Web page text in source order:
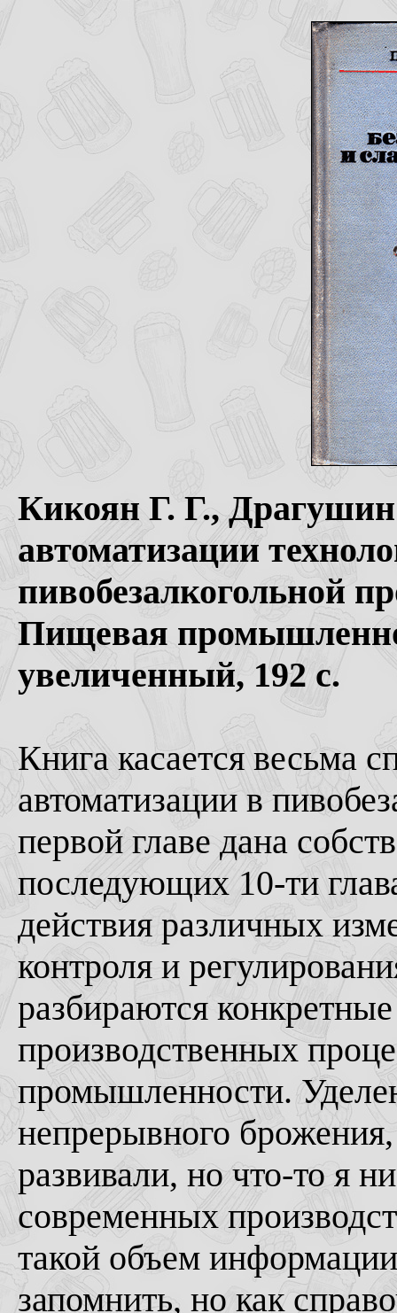
Кикоян Г. Г.,
автоматизации
пивобезалкогольной
Пищевая
увеличенный, 192 с.
Книга касается весьма
автоматизации в
первой главе дана
последующих 10-ти
действия различных
контроля и
разбираются
производственных
промышленности.
непрерывного
развивали, но что-то я
современных
такой объем
запомнить, но как